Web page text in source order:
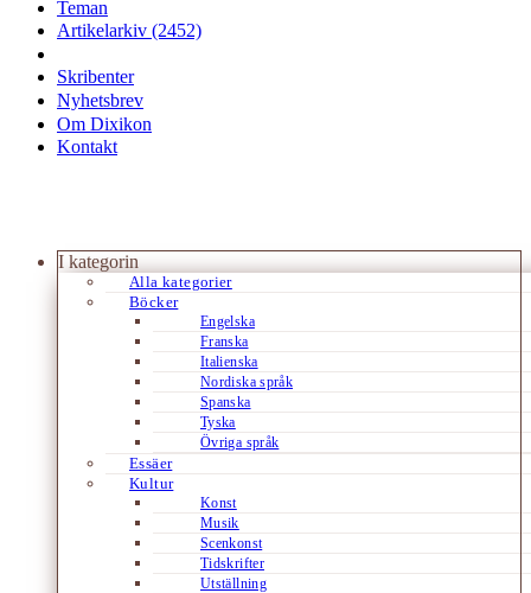
Teman
Artikelarkiv (2452)
Skribenter
Nyhetsbrev
Om Dixikon
Kontakt
I kategorin
Alla kategorier
Böcker
Engelska
Franska
Italienska
Nordiska språk
Spanska
Tyska
Övriga språk
Essäer
Kultur
Konst
Musik
Scenkonst
Tidskrifter
Utställning